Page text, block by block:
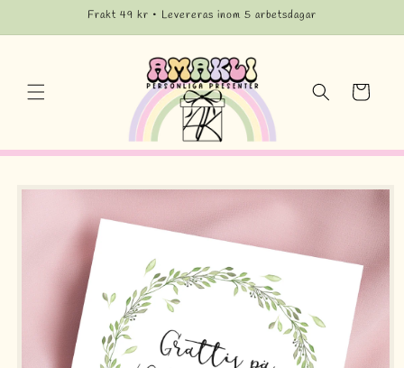
Frakt 49 kr • Levereras inom 5 arbetsdagar
Varukorg
vidare till